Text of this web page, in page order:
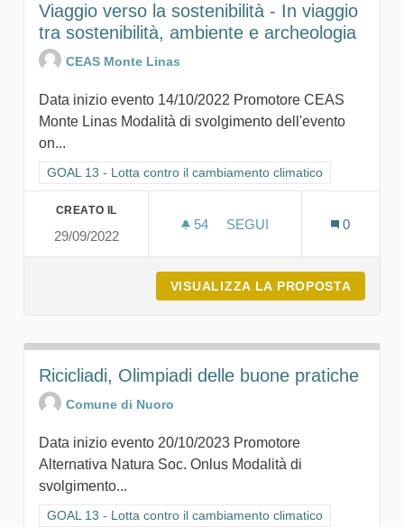
Viaggio verso la sostenibilità - In viaggio
tra sostenibilità, ambiente e archeologia
CEAS Monte Linas
Data inizio evento 14/10/2022 Promotore CEAS
Monte Linas Modalità di svolgimento dell'evento
on...
Filtra i risultati per categoria: GOAL 13 - Lotta contro il
GOAL 13 - Lotta contro il cambiamento climatico
CREATO IL
29/09/2022
54 54 SOSTENITORI
SEGUI
0
VISUALIZZA LA PROPOSTA
Ricicliadi, Olimpiadi delle buone pratiche
Comune di Nuoro
Data inizio evento 20/10/2023 Promotore
Alternativa Natura Soc. Onlus Modalità di
svolgimento...
Filtra i risultati per categoria: GOAL 13 - Lotta contro il
GOAL 13 - Lotta contro il cambiamento climatico